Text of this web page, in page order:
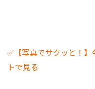
✅【写真でサクッと！
トで見る